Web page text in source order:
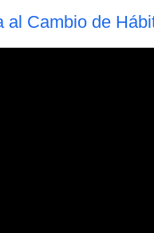
al Cambio de